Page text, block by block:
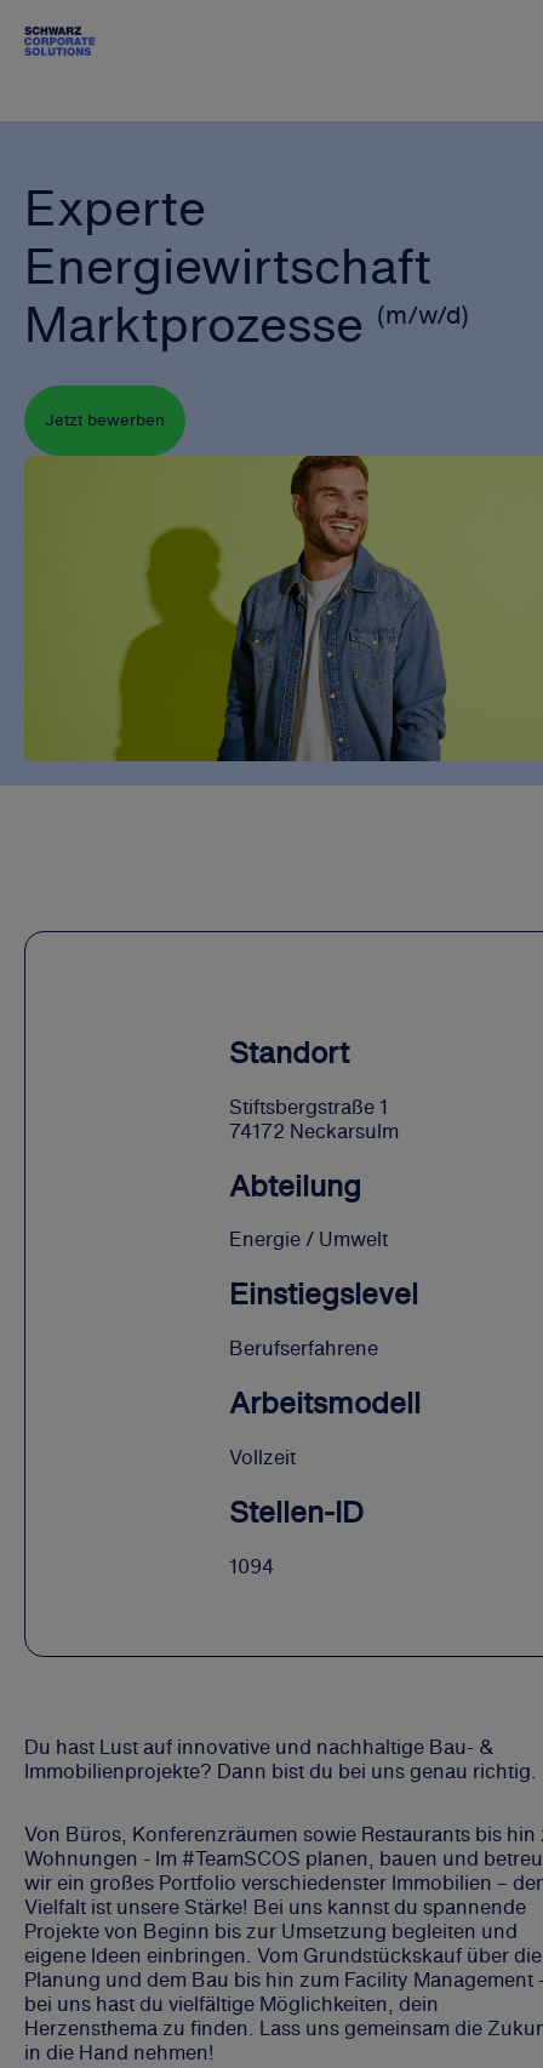
Experte
Energiewirtschaft
Marktprozesse (m/w/d)
Jetzt bewerben
Standort
Stiftsbergstraße 1
74172 Neckarsulm
Abteilung
Energie / Umwelt
Einstiegslevel
Berufserfahrene
Arbeitsmodell
Vollzeit
Stellen-ID
1094
Du hast Lust auf innovative und nachhaltige Bau- &
Immobilienprojekte? Dann bist du bei uns genau richtig.
Von Büros, Konferenzräumen sowie Restaurants bis hin
Wohnungen - Im #TeamSCOS planen, bauen und
wir ein großes Portfolio verschiedenster Immobilien –
Vielfalt ist unsere Stärke! Bei uns kannst du spannende
Projekte von Beginn bis zur Umsetzung begleiten und
eigene Ideen einbringen. Vom Grundstückskauf über die
Planung und dem Bau bis hin zum Facility Management
bei uns hast du vielfältige Möglichkeiten, dein
Herzensthema zu finden. Lass uns gemeinsam die
in die Hand nehmen!